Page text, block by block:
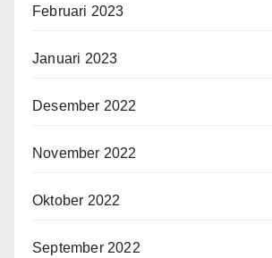
Februari 2023
Januari 2023
Desember 2022
November 2022
Oktober 2022
September 2022